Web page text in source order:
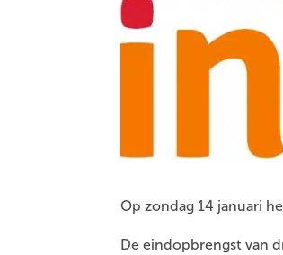
Op zondag 14 januari
De eindopbrengst van